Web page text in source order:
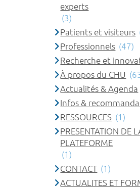
experts
(3)
Patients et visiteurs
Professionnels (47)
Recherche et
À propos du CHU
Actualités & Agenda
Infos &
RESSOURCES (1)
PRESENTATION DE
PLATEFORME
(1)
CONTACT (1)
ACTUALITES ET